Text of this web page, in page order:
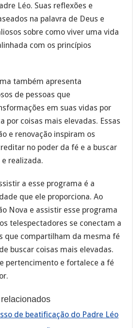
Léo. Suas reflexões e
na palavra de Deus e
sobre como viver uma vida
com os princípios
também apresenta
de pessoas que
em suas vidas por
por coisas mais elevadas. Essas
e renovação inspiram os
no poder da fé e a buscar
realizada.
a esse programa é a
que ele proporciona. Ao
Nova e assistir esse programa
telespectadores se conectam a
que compartilham da mesma fé
buscar coisas mais elevadas.
pertencimento e fortalece a fé
de beatificação do Padre Léo